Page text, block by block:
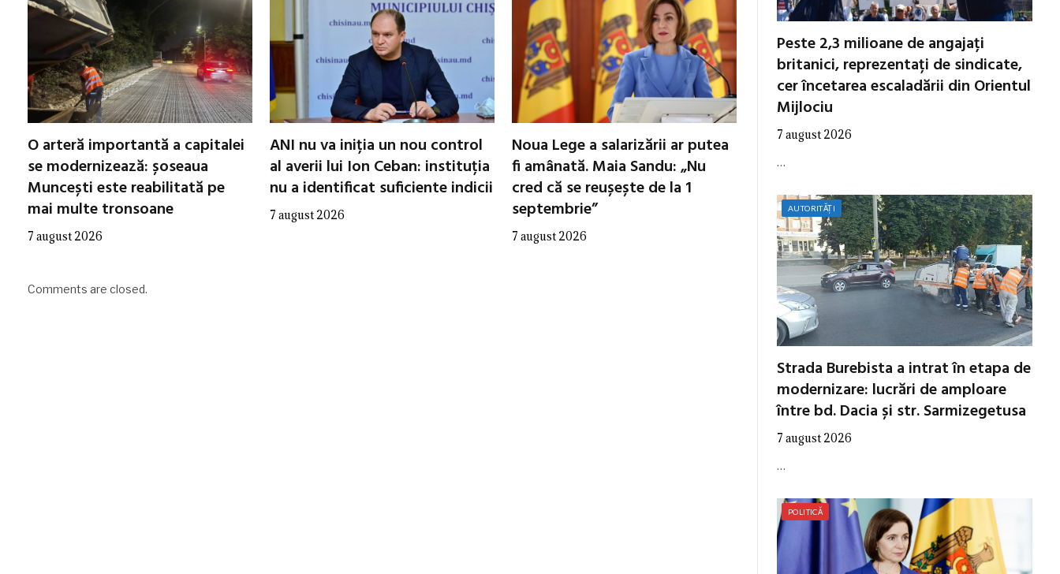
O arteră importantă a capitalei
se modernizează: șoseaua
Muncești este reabilitată pe
mai multe tronsoane
7 august 2026
ANI nu va iniția un nou control
al averii lui Ion Ceban: instituția
nu a identificat suficiente indicii
7 august 2026
Noua Lege a salarizării ar putea
fi amânată. Maia Sandu: „Nu
cred că se reușește de la 1
septembrie”
7 august 2026
Comments are closed.
Peste 2,3 milioane de angajați
britanici, reprezentați de sindicate,
cer încetarea escaladării din Orientul
Mijlociu
7 august 2026
…
AUTORITĂȚI
Strada Burebista a intrat în etapa de
modernizare: lucrări de amploare
între bd. Dacia și str. Sarmizegetusa
7 august 2026
…
POLITICĂ